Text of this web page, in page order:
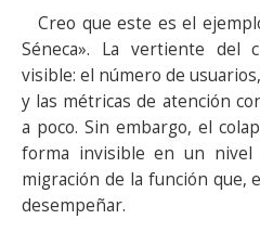
Creo que este es el
Séneca». La vertiente del
visible: el número de
y las métricas de atención
a poco. Sin embargo, el
forma invisible en un nivel
migración de la función que,
desempeñar.